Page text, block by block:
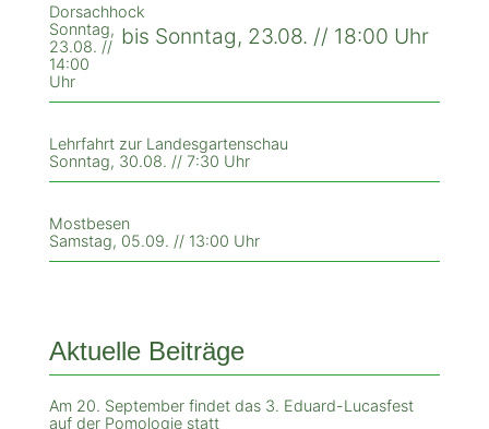
Dorsachhock
Sonntag,
23.08. //
14:00
Uhr
bis Sonntag, 23.08. // 18:00 Uhr
Lehrfahrt zur Landesgartenschau
Sonntag, 30.08. // 7:30 Uhr
Mostbesen
Samstag, 05.09. // 13:00 Uhr
Aktuelle Beiträge
Am 20. September findet das 3. Eduard-Lucasfest
auf der Pomologie statt